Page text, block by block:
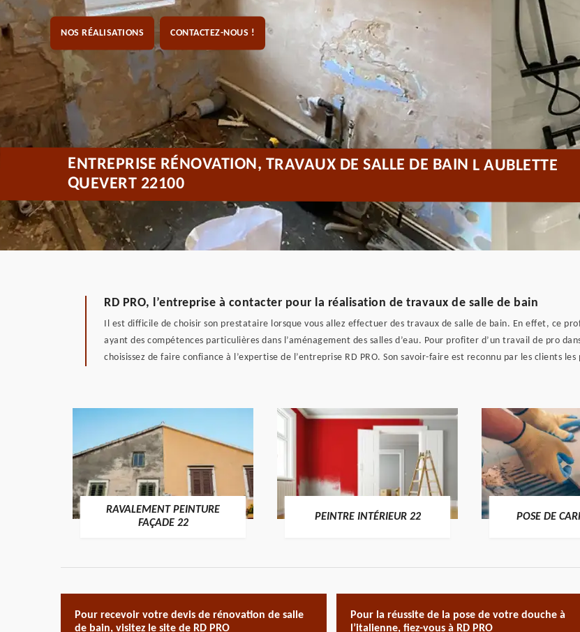
NOS RÉALISATIONS CONTACTEZ-NOUS !
ENTREPRISE RÉNOVATION, TRAVAUX DE SALLE DE BAIN L AUBLETTE
QUEVERT 22100
RD PRO, l’entreprise à contacter pour la réalisation de travaux de salle de bain
Il est difficile de choisir son prestataire lorsque vous allez effectuer des travaux de salle de bain. En effet, ce
ayant des compétences particulières dans l’aménagement des salles d’eau. Pour profiter d’un travail de pro
choisissez de faire confiance à l’expertise de l’entreprise RD PRO. Son savoir-faire est reconnu par les clients
RAVALEMENT PEINTURE
FAÇADE 22
PEINTRE INTÉRIEUR 22 POSE DE
Pour recevoir votre devis de rénovation de salle
de bain, visitez le site de RD PRO
Pour la réussite de la pose de votre douche à
l’italienne, fiez-vous à RD PRO